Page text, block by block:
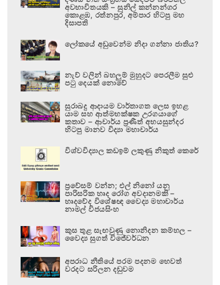
අවභාවිතයකි – සුනිල් කන්නන්ගර
කොළඹ, රත්නපුර, අම්පාර හිටපු මහ
දිසාපති
ලෝකයේ අඩුවෙන්ම නිදා ගන්නා ජාතිය?
නැව් වලින් බහලුම් මුහුදට පෙරලීම සුළු
පටු දෙයක් නොවේ
සුරාබදු ආදායම වාර්තාගත ලෙස ඉහළ
යාම සහ ආත්මභක්ෂක උරගයාගේ
කතාව – ආචාර්ය ප්‍රණීත් අභයසුන්දර
හිටපු මානව විද්‍යා මහාචාර්ය
විශ්වවිද්‍යාල කඩඉම් ලකුණු නිකුත් කෙරේ
ප්‍රවේසම් වන්න; එල් නිනෝ යනු
පාරිසරික හෘද රෝග අවදානමකි –
හෘදවේද විශේෂඥ වෛද්‍ය මහාචාර්ය
නාමල් විජයසිංහ
කුස තුළ සැඟවුණු නොනිදන කම්හල –
වෛද්‍ය සුගත් විජේවර්ධන
අපරාධ නීතියේ පරම පදනම හෙවත්
වරදට සරිලන දඬුවම